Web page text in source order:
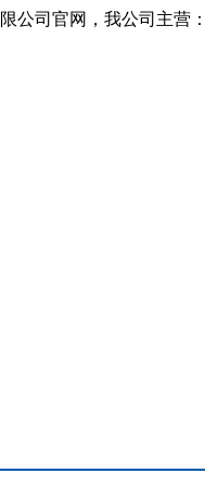
公司官网，我公司主营